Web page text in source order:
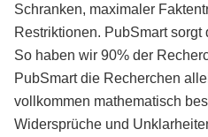
Schranken, maximaler
Restriktionen. PubSmart sorgt
So haben wir 90% der
PubSmart die Recherchen
vollkommen mathematisch
Widersprüche und